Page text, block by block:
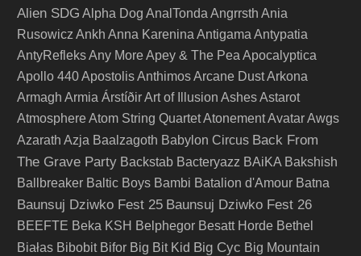
Alien SDG Alpha Dog AnalTonda Angrrsth Ania
Rusowicz Ankh Anna Karenina Antigama Antypatia
AntyRefleksAny MoreApey & The Pea Apocalyptica
Apollo 440Apostolis AnthimosArcane DustArkona
Armagh Armia ÁrstíðirArt of Illusion AshesAstarot
AtmosphereAtom String QuartetAtonementAvatarAwgs
Azarath Azja Baalzagoth Babylon Circus Back From
The Grave Party Backstab Bacteryazz BAiKA Bakshish
Ballbreaker Baltic Boys Bambi Batalion d'Amour Batna
Baunsuj Dziwko Fest 25 Baunsuj Dziwko Fest 26
BEEFTE Beka KSH Belphegor Besatt Horde Bethel
Białas Bibobit Bifor Big Bit Kid Big Cyc Big Mountain